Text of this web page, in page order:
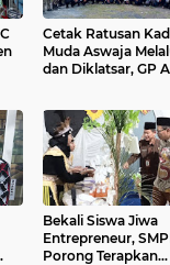
Cetak Ratusan
Muda Aswaja
dan Diklatsar, GP
Makaryo'.
Bekali Siswa Jiwa
Entrepreneur,
Porong Terapkan